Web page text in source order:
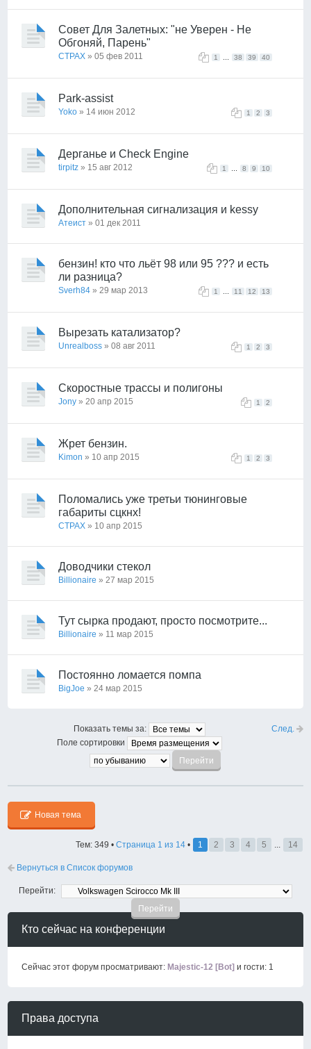
Совет Для Залетных: "не Уверен - Не
Обгоняй, Парень"
1 38 39 40
CTPAX » 05 фев 2011
Park-assist
1 2 3
Yoko » 14 июн 2012
Дерганье и Check Engine
1 8 9 10
tirpitz » 15 авг 2012
Дополнительная сигнализация и kessy
Атеист » 01 дек 2011
бензин! кто что льёт 98 или 95 ??? и есть
ли разница?
1 11 12 13
Sverh84 » 29 мар 2013
Вырезать катализатор?
1 2 3
Unrealboss » 08 авг 2011
Скоростные трассы и полигоны
1 2
Jony » 20 апр 2015
Жрет бензин.
1 2 3
Kimon » 10 апр 2015
Поломались уже третьи тюнинговые
габариты сцкнх!
CTPAX » 10 апр 2015
Доводчики стекол
Billionaire » 27 мар 2015
Тут сырка продают, просто посмотрите...
Billionaire » 11 мар 2015
Постоянно ломается помпа
BigJoe » 24 мар 2015
След.
Показать темы за:
Поле сортировки
Новая тема
Тем: 349 • Страница 1 из 14• 1 2 3 4 5 ... 14
Вернуться в Список форумов
Перейти:
Кто сейчас на конференции
Сейчас этот форум просматривают: Majestic-12 [Bot] и гости: 1
Права доступа